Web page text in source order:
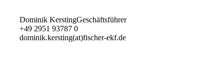
Dominik KerstingGeschäftsführer
+49 2951 93787 0
dominik.kersting(at)fischer-ekf.de